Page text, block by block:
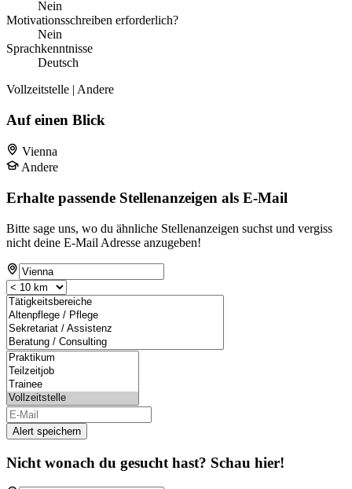
Nein
Motivationsschreiben erforderlich?
Nein
Sprachkenntnisse
Deutsch
Vollzeitstelle | Andere
Auf einen Blick
Vienna
Andere
Erhalte passende Stellenanzeigen als E-Mail
Bitte sage uns, wo du ähnliche Stellenanzeigen suchst und vergiss
nicht deine E-Mail Adresse anzugeben!
Alert speichern
Nicht wonach du gesucht hast? Schau hier!